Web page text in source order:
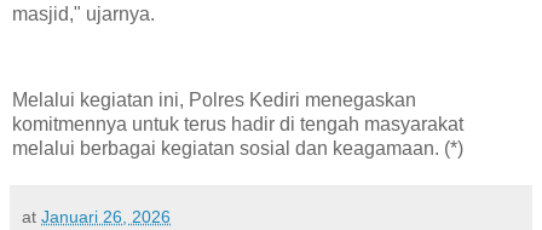
masjid," ujarnya.
Melalui kegiatan ini, Polres Kediri menegaskan
komitmennya untuk terus hadir di tengah masyarakat
melalui berbagai kegiatan sosial dan keagamaan. (*)
at Januari 26, 2026